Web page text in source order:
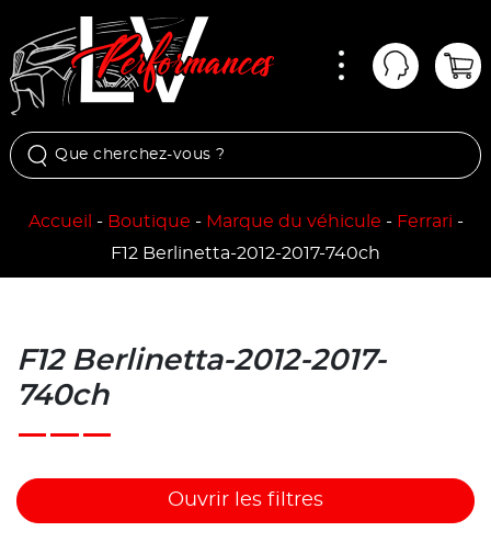
Mon
Accueil - Boutique - Marque du véhicule - Ferrari -
F12 Berlinetta-2012-2017-740ch
F12 Berlinetta-2012-2017-
740ch
Ouvrir les filtres